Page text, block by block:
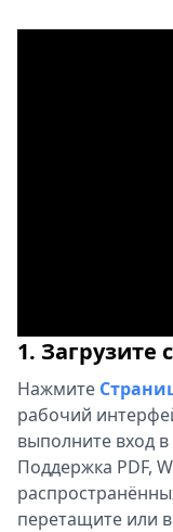
1. Загрузите
Нажмите
рабочий
выполните вход в
Поддержка PDF,
перетащите или